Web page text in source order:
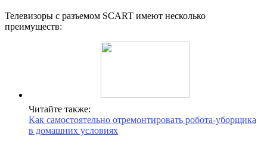
Телевизоры с разъемом SCART имеют несколько
преимуществ:
Читайте также:
Как самостоятельно отремонтировать робота-уборщика
в домашних условиях